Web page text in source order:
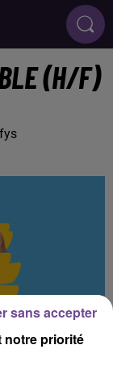
(H/F)
notre priorité
sans accepter